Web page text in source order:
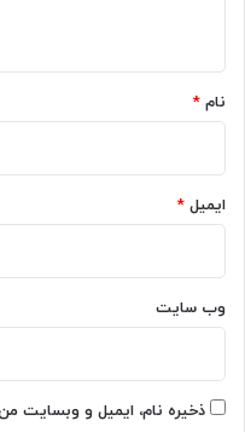
نام *
ایمیل *
وب‌ سایت
ذخیره نام، ایمیل و وبسایت